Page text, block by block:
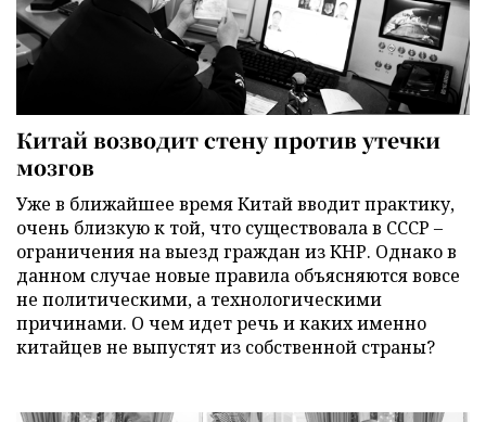
Китай возводит стену против утечки
мозгов
Уже в ближайшее время Китай вводит практику,
очень близкую к той, что существовала в СССР –
ограничения на выезд граждан из КНР. Однако в
данном случае новые правила объясняются вовсе
не политическими, а технологическими
причинами. О чем идет речь и каких именно
китайцев не выпустят из собственной страны?